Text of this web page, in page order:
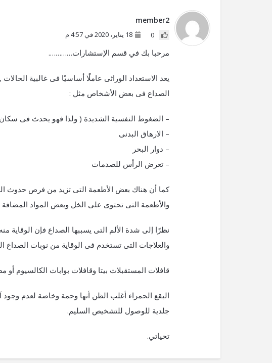
member2
0 18 يناير، 2020 في 4:57 م
مرحبا بك في قسم الإستشارات………….
يعد الاستعداد الوراثى عاملًا أساسيًا فى غالبية
الصداع فى بعض الأشخاص مثل :
– الضغوط النفسية الشديدة ( ولذا فهو يحدث فى
– الارهاق البدنى
– دوار البحر
– تعرض الرأس للصدمات
كما أن هناك بعض الأطعمة التى تزيد من فرص حدوث
والأطعمة التى تحتوى على الخل وبعض المواد
نظرًا إلى شدة الألم التى يسببها الصداع فإن الوقاية
والعلاجات التى تستخدم فى الوقاية من نوبات الصداع
قافلات المستقبلات بيتا وقافلات بوابات الكالسيوم أو
البقع الحمراء أغلب الظن أنها وحمة وخاصة لعدم
جلدية للوصول للتشخيص السليم.
تحياتي.